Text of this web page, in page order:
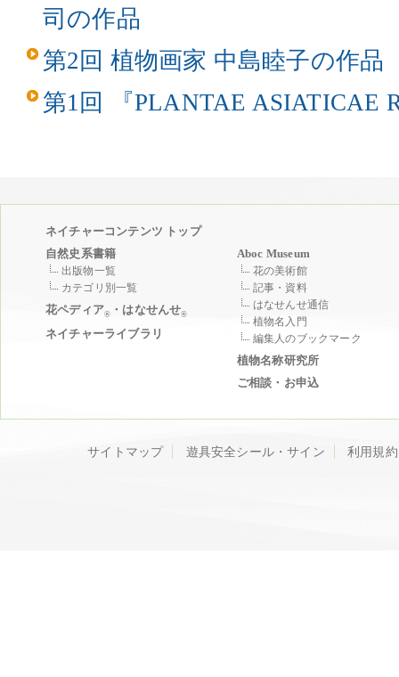
司の作品
第2回 植物画家 中島睦子の作品
第1回 『PLANTAE ASIATICAE
ネイチャーコンテンツ トップ
自然史系書籍
出版物一覧
カテゴリ別一覧
花ペディア® ・はなせんせ®
ネイチャーライブラリ
Aboc Museum
花の美術館
記事・資料
はなせんせ通信
植物名入門
編集人のブックマーク
植物名称研究所
ご相談・お申込
サイトマップ 遊具安全シール・サイン 利用規約